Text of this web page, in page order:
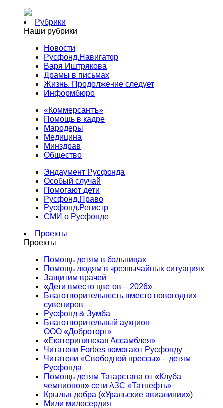
Рубрики
Наши рубрики
Новости
Русфонд.Навигатор
Варя Иштрякова
Драмы в письмах
Жизнь. Продолжение следует
Информбюро
«Коммерсантъ»
Помощь в кадре
Мародеры
Медицина
Минздрав
Общество
Эндаумент Русфонда
Особый случай
Помогают дети
Русфонд.Право
Русфонд.Регистр
СМИ о Русфонде
Проекты
Проекты
Помощь детям в больницах
Помощь людям в чрезвычайных ситуациях
Защитим врачей
«Дети вместо цветов – 2026»
Благотворительность вместо новогодних
сувениров
Русфонд & Зумба
Благотворительный аукцион
ООО «Доброторг»
«Екатерининская Ассамблея»
Читатели Forbes помогают Русфонду
Читатели «Свободной прессы» – детям
Русфонда
Помощь детям Татарстана от «Клуба
чемпионов» сети АЗС «Татнефть»
Крылья добра («Уральские авиалинии»)
Мили милосердия